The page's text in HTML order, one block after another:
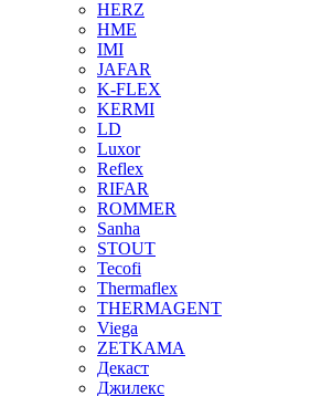
HERZ
HME
IMI
JAFAR
K-FLEX
KERMI
LD
Luxor
Reflex
RIFAR
ROMMER
Sanha
STOUT
Tecofi
Thermaflex
THERMAGENT
Viega
ZETKAMA
Декаст
Джилекс